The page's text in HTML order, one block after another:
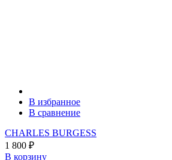
В избранное
В сравнение
CHARLES BURGESS
1 800 ₽
В корзину